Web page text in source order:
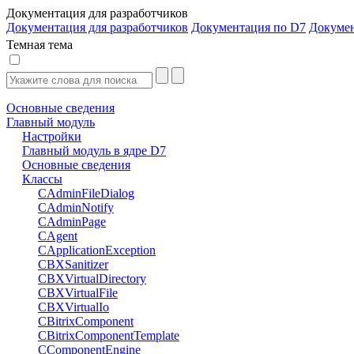
Документация для разработчиков
Документация для разработчиков Документация по D7
Темная тема
Основные сведения
Главный модуль
Настройки
Главный модуль в ядре D7
Основные сведения
Классы
CAdminFileDialog
CAdminNotify
CAdminPage
CAgent
CApplicationException
CBXSanitizer
CBXVirtualDirectory
CBXVirtualFile
CBXVirtualIo
CBitrixComponent
CBitrixComponentTemplate
CComponentEngine